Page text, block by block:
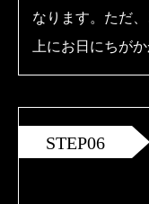
なります。ただ
上にお日にちが
STEP06